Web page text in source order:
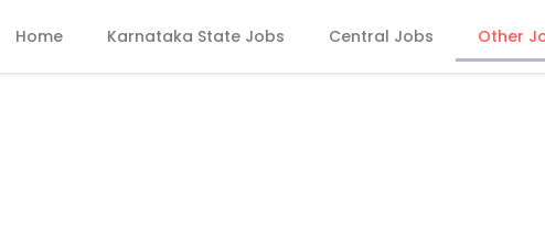
Home Karnataka State Jobs Central Jobs Other